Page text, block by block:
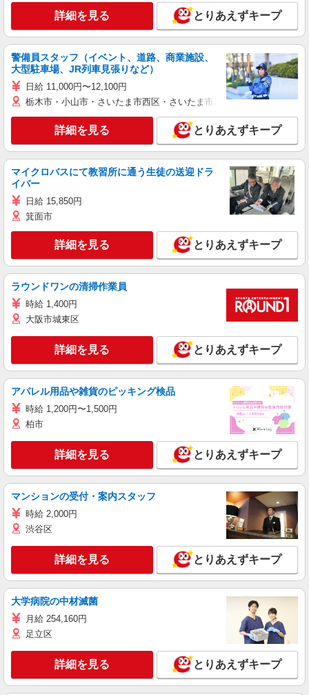
詳細を見る とりあえずキープ
警備員スタッフ（イベント、道路、商業施設、
大型駐車場、JR列車見張りなど）
日給 11,000円〜12,100円
栃木市・小山市・さいたま市西区・さいたま市岩槻区・久喜市・蓮田
詳細を見る とりあえずキープ
マイクロバスにて教習所に通う生徒の送迎ドラ
イバー
日給 15,850円
箕面市
詳細を見る とりあえずキープ
ラウンドワンの清掃作業員
時給 1,400円
大阪市城東区
詳細を見る とりあえずキープ
アパレル用品や雑貨のピッキング検品
時給 1,200円〜1,500円
柏市
詳細を見る とりあえずキープ
マンションの受付・案内スタッフ
時給 2,000円
渋谷区
詳細を見る とりあえずキープ
大学病院の中材滅菌
月給 254,160円
足立区
詳細を見る とりあえずキープ